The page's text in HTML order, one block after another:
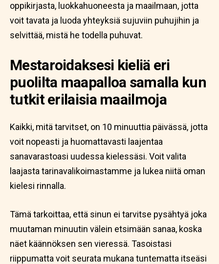
oppikirjasta, luokkahuoneesta ja maailmaan, jotta
voit tavata ja luoda yhteyksiä sujuviin puhujihin ja
selvittää, mistä he todella puhuvat.
Mestaroidaksesi kieliä eri
puolilta maapalloa samalla kun
tutkit erilaisia maailmoja
Kaikki, mitä tarvitset, on 10 minuuttia päivässä, jotta
voit nopeasti ja huomattavasti laajentaa
sanavarastoasi uudessa kielessäsi. Voit valita
laajasta tarinavalikoimastamme ja lukea niitä oman
kielesi rinnalla.
Tämä tarkoittaa, että sinun ei tarvitse pysähtyä joka
muutaman minuutin välein etsimään sanaa, koska
näet käännöksen sen vieressä. Tasoistasi
riippumatta voit seurata mukana tuntematta itseäsi